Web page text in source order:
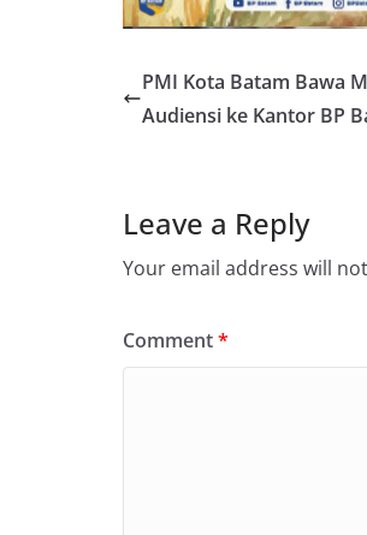
PMI Kota Batam Bawa
Audiensi ke Kantor BP
Leave a Reply
Your email address will
Comment*